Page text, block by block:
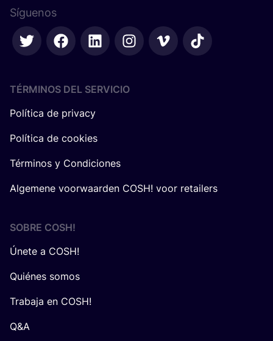
Síguenos
TÉRMINOS DEL SERVICIO
Política de privacy
Política de cookies
Términos y Condiciones
Algemene voorwaarden COSH! voor retailers
SOBRE COSH!
Únete a COSH!
Quiénes somos
Trabaja en COSH!
Q&A